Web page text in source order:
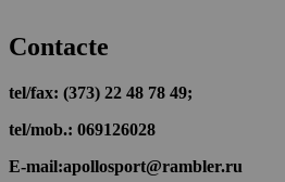
Contacte
tel/fax: (373) 22 48 78 49;
tel/mob.: 069126028
E-mail:apollosport@rambler.ru